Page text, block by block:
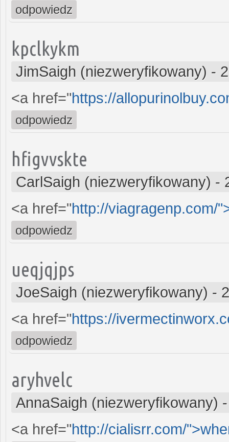
odpowiedz
kpclkykm
JimSaigh (niezweryfikowany) -
<a href="https://
odpowiedz
hfigvvskte
CarlSaigh (niezweryfikowany) -
<a href="http://viagragenp.com/
odpowiedz
ueqjqjps
JoeSaigh (niezweryfikowany) -
<a href="https://
odpowiedz
aryhvelc
AnnaSaigh (niezweryfikowany)
<a href="http://cialisrr.com/